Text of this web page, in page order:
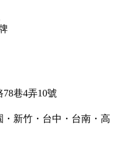
巷4弄10號
新竹・台中・台南・高